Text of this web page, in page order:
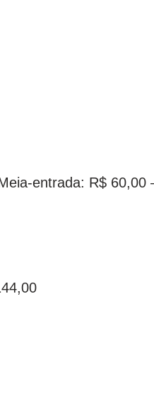
entrada: R$ 60,00